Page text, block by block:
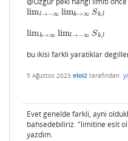
liml→−∞ limk→∞ Sk,l
liml→−∞limk→∞Sk l
limk→∞ liml→−∞ Sk,l
limk→∞liml→−∞Sk l
bu ikisi farkli yaratiklar
5 Ağustos 2023 eloi2 tarafından
Evet genelde farkli, ayni
bahsedebiliriz. "limitine esit
yazdim.